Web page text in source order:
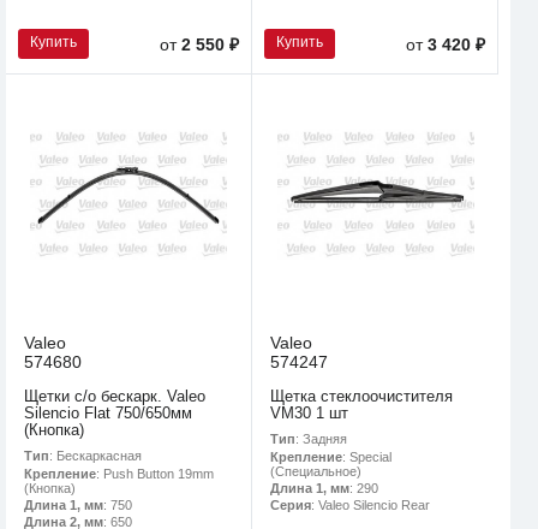
Купить от2 550 ₽ Купить от3 420 ₽
Valeo
574680
Щетки с/о бескарк. Valeo
Silencio Flat 750/650мм
(Кнопка)
Тип: Бескаркасная
Крепление: Push Button 19mm
(Кнопка)
Длина 1, мм: 750
Длина 2, мм: 650
Valeo
574247
Щетка стеклоочистителя
VM30 1 шт
Тип: Задняя
Крепление: Special
(Специальное)
Длина 1, мм: 290
Серия: Valeo Silencio Rear